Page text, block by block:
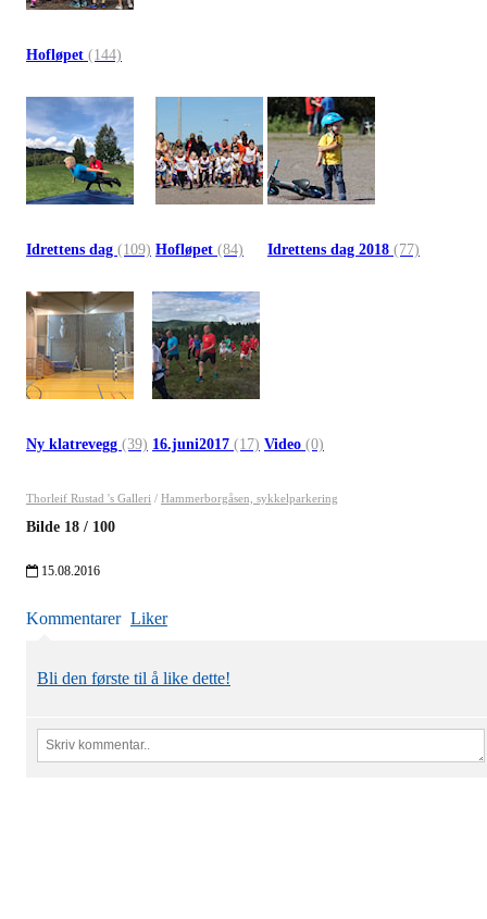
Hofløpet (144)
Idrettens dag (109) Hofløpet (84) Idrettens dag 2018 (77)
Ny klatrevegg (39) 16.juni2017 (17) Video (0)
Thorleif Rustad 's Galleri / Hammerborgåsen, sykkelparkering
Bilde 18 / 100
15.08.2016
Kommentarer Liker
Bli den første til å like dette!